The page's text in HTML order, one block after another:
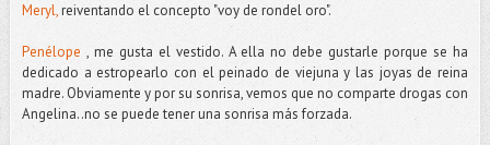
Meryl,reiventando el concepto "voy de rondel oro".
Penélope , me gusta el vestido. A ella no debe gustarle porque se ha
dedicado a estropearlo con el peinado de viejuna y las joyas de reina
madre. Obviamente y por su sonrisa, vemos que no comparte drogas con
Angelina..no se puede tener una sonrisa más forzada.